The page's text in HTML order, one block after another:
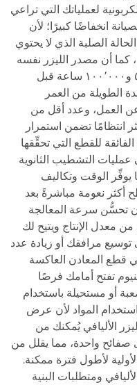
لعملياتك التي تراعي
انخفاضًا كبيرًا؛ لأن
الصلبة الذي لا يحتوي
كما أن مصدر الليزر نفسه
عادةً ما يستمر في العمل بين ٥٠٬٠٠٠ و١٠٠٬٠٠٠ ساعة قبل
الطويلة من العمر
العمل، وعدد أقل من
انتظامًا تضمن استمرار
للقطع التي تحقِّقها
عمليات التشطيب الثانوية
الوقت وتكاليف
نعومة مباشرةً بعد
تحسُّن سرعة المعالجة
معدل الإنتاج ويتيح لك
مرافقك أو زيادة عدد
قطع المعادن العاكسة
تفتح أمامك فرصًا
أو مستحيلة باستخدام
المواد لأن عرض
الأليافي يُمكنك من
واحدة، مما يقلل من
لأطول فترة ممكنة.
ومتطلبات البنية